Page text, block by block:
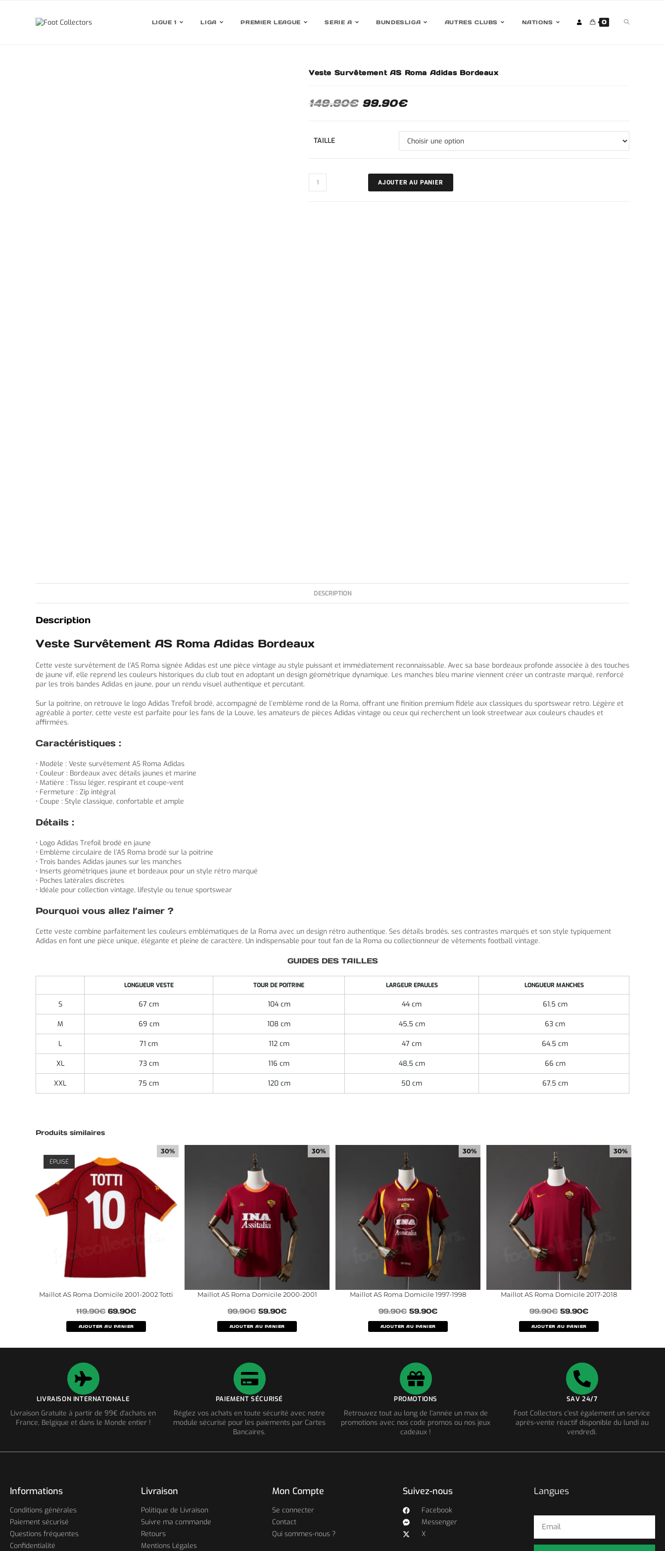
LIGUE 1 LIGA PREMIER LEAGUE SERIE A BUNDESLIGA AUTRES CLUBS NATIONS 0
Veste Survêtement AS Roma Adidas Bordeaux
149.90€ 99.90€
TAILLE
AJOUTER AU PANIER
DESCRIPTION
Description
Veste Survêtement AS Roma Adidas Bordeaux
Cette veste survêtement de l’AS Roma signée Adidas est une pièce vintage au style puissant et immédiatement reconnaissable. Avec sa base bordeaux profonde associée à des touches
de jaune vif, elle reprend les couleurs historiques du club tout en adoptant un design géométrique dynamique. Les manches bleu marine viennent créer un contraste marqué, renforcé
par les trois bandes Adidas en jaune, pour un rendu visuel authentique et percutant.
Sur la poitrine, on retrouve le logo Adidas Trefoil brodé, accompagné de l’emblème rond de la Roma, offrant une finition premium fidèle aux classiques du sportswear retro. Légère et
agréable à porter, cette veste est parfaite pour les fans de la Louve, les amateurs de pièces Adidas vintage ou ceux qui recherchent un look streetwear aux couleurs chaudes et
affirmées.
Caractéristiques :
• Modèle : Veste survêtement AS Roma Adidas
• Couleur : Bordeaux avec détails jaunes et marine
• Matière : Tissu léger, respirant et coupe-vent
• Fermeture : Zip intégral
• Coupe : Style classique, confortable et ample
Détails :
• Logo Adidas Trefoil brodé en jaune
• Emblème circulaire de l’AS Roma brodé sur la poitrine
• Trois bandes Adidas jaunes sur les manches
• Inserts géométriques jaune et bordeaux pour un style rétro marqué
• Poches latérales discrètes
• Idéale pour collection vintage, lifestyle ou tenue sportswear
Pourquoi vous allez l’aimer ?
Cette veste combine parfaitement les couleurs emblématiques de la Roma avec un design rétro authentique. Ses détails brodés, ses contrastes marqués et son style typiquement
Adidas en font une pièce unique, élégante et pleine de caractère. Un indispensable pour tout fan de la Roma ou collectionneur de vêtements football vintage.
GUIDES DES TAILLES
LONGUEUR VESTE TOUR DE POITRINE LARGEUR EPAULES LONGUEUR MANCHES
S 67 cm 104 cm 44 cm 61.5 cm
M 69 cm 108 cm 45,5 cm 63 cm
L 71 cm 112 cm 47 cm 64.5 cm
XL 73 cm 116 cm 48,5 cm 66 cm
XXL 75 cm 120 cm 50 cm 67.5 cm
Produits similaires
30%
ÉPUISÉ
Maillot AS Roma Domicile 2001-2002 Totti
119.90€ 69.90€
AJOUTER AU PANIER
30%
Maillot AS Roma Domicile 2000-2001
99.90€ 59.90€
AJOUTER AU PANIER
30%
Maillot AS Roma Domicile 1997-1998
99.90€ 59.90€
AJOUTER AU PANIER
30%
Maillot AS Roma Domicile 2017-2018
99.90€ 59.90€
AJOUTER AU PANIER
LIVRAISON INTERNATIONALE
Livraison Gratuite à partir de 99€ d'achats en
France, Belgique et dans le Monde entier !
PAIEMENT SÉCURISÉ
Réglez vos achats en toute sécurité avec notre
module sécurisé pour les paiements par Cartes
Bancaires.
PROMOTIONS
Retrouvez tout au long de l'année un max de
promotions avec nos code promos ou nos jeux
cadeaux !
SAV 24/7
Foot Collectors c'est également un service
après-vente réactif disponible du lundi au
vendredi.
Informations
Conditions générales
Paiement sécurisé
Questions fréquentes
Confidentialité
Livraison
Politique de Livraison
Suivre ma commande
Retours
Mentions Légales
Mon Compte
Se connecter
Contact
Qui sommes-nous ?
Suivez-nous
Facebook
Messenger
X
Langues